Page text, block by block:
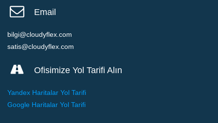
Email
bilgi@cloudyflex.com
satis@cloudyflex.com
Ofisimize Yol Tarifi Alın
Yandex Haritalar Yol Tarifi
Google Haritalar Yol Tarifi